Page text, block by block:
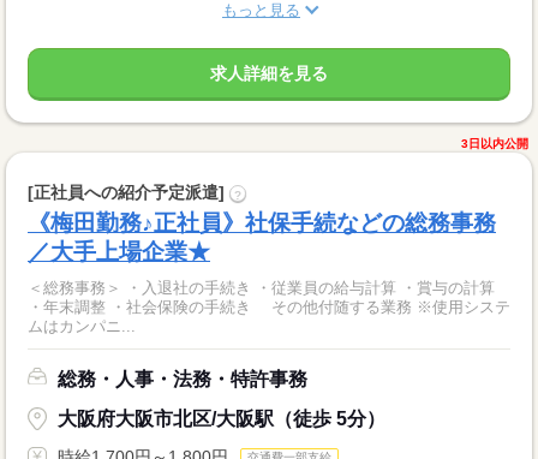
もっと見る
求人詳細を見る
3日以内公開
[正社員への紹介予定派遣] ?
《梅田勤務♪正社員》社保手続などの総務事務
／大手上場企業★
＜総務事務＞ ・入退社の手続き ・従業員の給与計算 ・賞与の計算
・年末調整 ・社会保険の手続き その他付随する業務 ※使用システ
ムはカンパニ...
総務・人事・法務・特許事務
大阪府大阪市北区/大阪駅（徒歩 5分）